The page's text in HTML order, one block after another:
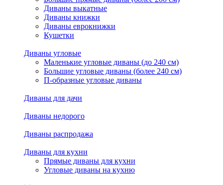
Диваны выкатные
Диваны книжки
Диваны еврокнижки
Кушетки
Диваны угловые
Маленькие угловые диваны (до 240 см)
Большие угловые диваны (более 240 см)
П-образные угловые диваны
Диваны для дачи
Диваны недорого
Диваны распродажа
Диваны для кухни
Прямые диваны для кухни
Угловые диваны на кухню